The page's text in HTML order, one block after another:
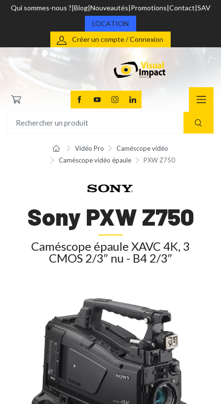
Qui sommes-nous ? Blog Nouveautés Promotions Contact SAV
LOCATION
Créer un compte / Connexion
Vidéo Pro
Caméscope vidéo
Caméscope vidéo épaule
PXW Z750
Sony PXW Z750
Caméscope épaule XAVC 4K, 3
CMOS 2/3″ nu - B4 2/3″